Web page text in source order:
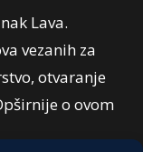
Lava.
vezanih za
otvaranje
o ovom